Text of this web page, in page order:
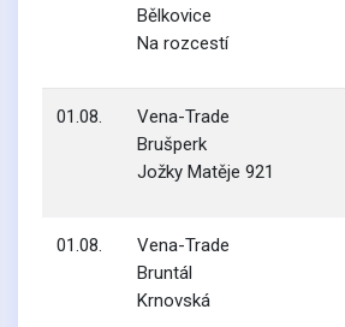
Bělkovice
Na rozcestí
01.08.
Vena-Trade
Brušperk
Jožky Matěje 921
01.08.
Vena-Trade
Bruntál
Krnovská